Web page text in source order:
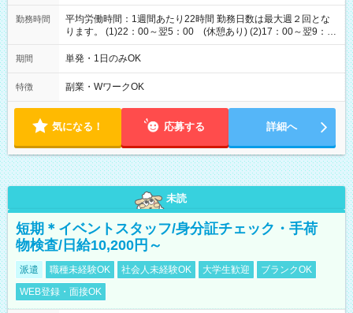
勤務時間
平均労働時間：1週間あたり22時間 勤務日数は最大週２回とな
ります。 (1)22：00～翌5：00 (休憩あり) (2)17：00～翌9：
00 (休憩あり) ３６協定提出済 平均労働時間：1週間あたり22
時間 勤務日数は最大週２回となります。 (1)22：00～翌5：00
期間 単発・1日のみOK
特徴 副業・WワークOK
気になる！ 応募する 詳細へ
未読
短期＊イベントスタッフ/身分証チェック・手荷
物検査/日給10,200円～
派遣 職種未経験OK 社会人未経験OK 大学生歓迎
ブランクOK
WEB登録・面接OK